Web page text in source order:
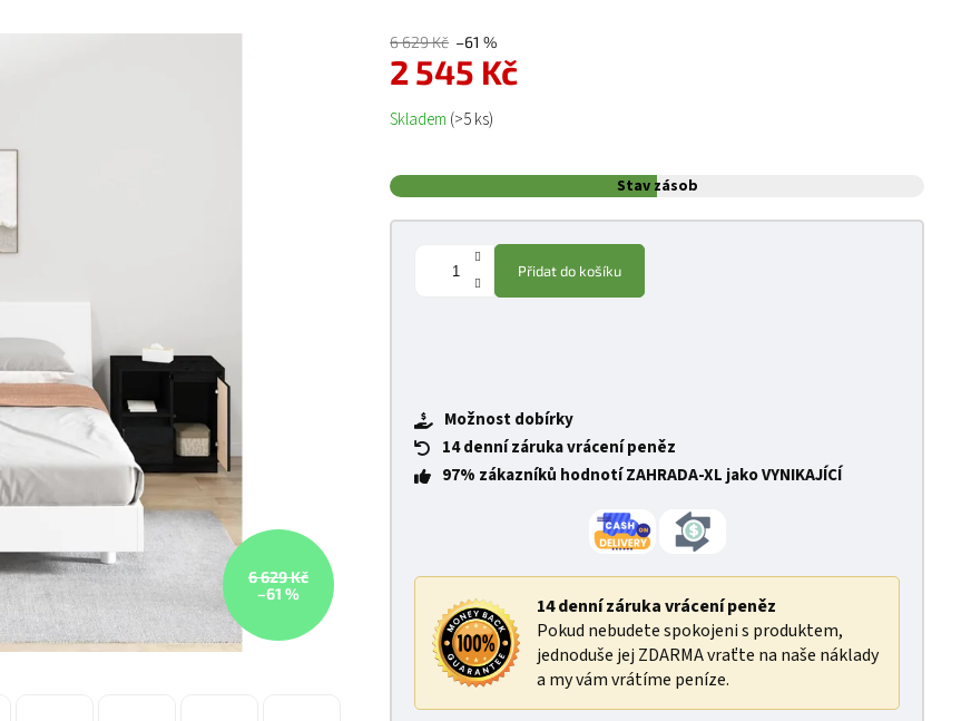
6 629 Kč
–61 %
6 629 Kč –61 %
2 545 Kč
Měrná cena:
Skladem (>5 ks)
Stav zásob
Přidat do košíku
Možnost dobírky
14 denní záruka vrácení peněz
97% zákazníků hodnotí ZAHRADA-XL jako VYNIKAJÍCÍ
14 denní záruka vrácení peněz
Pokud nebudete spokojeni s produktem,
jednoduše jej ZDARMA vraťte na naše náklady
a my vám vrátíme peníze.